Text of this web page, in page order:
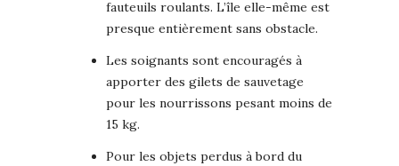
fauteuils roulants. L’île elle-même est
presque entièrement sans obstacle.
Les soignants sont encouragés à
apporter des gilets de sauvetage
pour les nourrissons pesant moins de
15 kg.
Pour les objets perdus à bord du